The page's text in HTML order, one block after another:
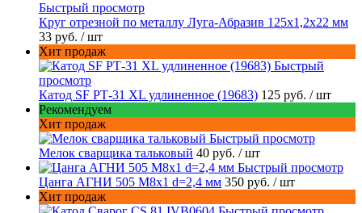
Быстрый просмотр
Круг отрезной по металлу Луга-Абразив 125x1,2x22 мм
33 руб. / шт
Хит продаж
Быстрый
просмотр
Катод SF РТ-31 XL удлиненное (19683) 125 руб. / шт
Рекомендуем
Хит продаж
Быстрый просмотр
Мелок сварщика тальковый 40 руб. / шт
Быстрый просмотр
Цанга АГНИ 505 М8х1 d=2,4 мм 350 руб. / шт
Хит продаж